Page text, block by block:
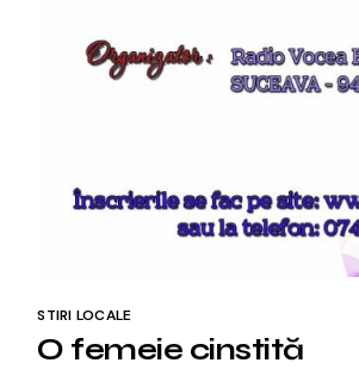
STIRI LOCALE
O femeie cinstită